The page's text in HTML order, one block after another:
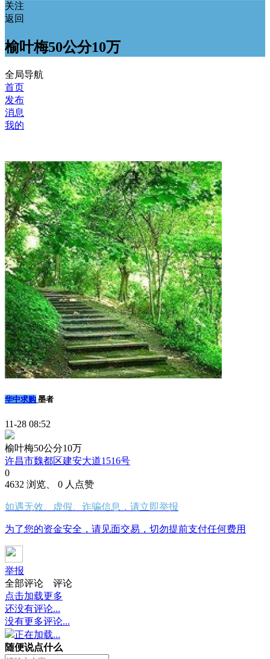
关注
返回
榆叶梅50公分10万
全局导航
首页
发布
消息
我的
华中求购 墨者
11-28 08:52
榆叶梅50公分10万
许昌市魏都区建安大道1516号
0
4632 浏览、 0 人点赞
如遇无效、虚假、诈骗信息，请立即举报
为了您的资金安全，请见面交易，切勿提前支付任何费用
举报
全部评论
评论
点击加载更多
还没有评论...
没有更多评论...
正在加载...
随便说点什么